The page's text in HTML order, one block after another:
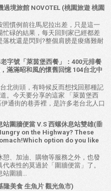
境旅館 NOVOTEL (桃園旅遊 桃園
慣例前往馬尼拉出差，只是這一
碌的結果，每天回到家已經都差
枕還是閃到?整個肩膀是痠痛難耐
字號「萊茵堡西餐」：400元排餐
滿滿昭和風的懷舊回憶 104台北中
北街頭，有時候反而想找回那種記
。今天要分享的這家 「萊茵堡西
通街的巷弄裡，是許多老台北人口
圍牆便當 V.S 西螺休息站雙雄(垂
on the Highway? These
option do you like
、加油、購物等服務之外，也發
表性的莫過於「圍牆便當」了。
站圍牆...
隆美食 生魚片 觀光魚市)